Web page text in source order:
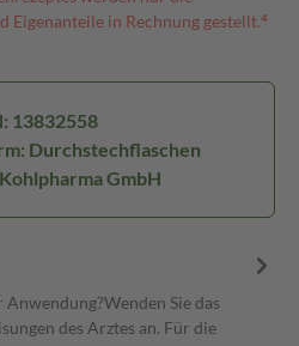
Eigenanteile in Rechnung gestellt.⁴
13832558
Durchstechflaschen
GmbH
Sie das
des Arztes an. Für die